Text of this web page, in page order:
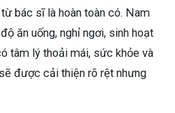
bác sĩ là hoàn toàn có. Nam
ăn uống, nghỉ ngơi, sinh hoạt
tâm lý thoải mái, sức khỏe và
được cải thiện rõ rệt nhưng